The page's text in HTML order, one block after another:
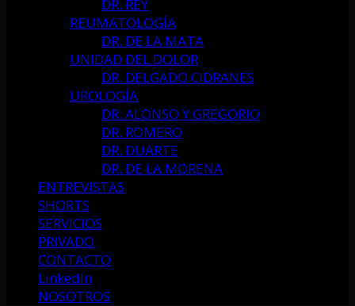
DR. REY
REUMATOLOGÍA
DR. DE LA MATA
UNIDAD DEL DOLOR
DR. DELGADO CIDRANES
UROLOGÍA
DR. ALONSO Y GREGORIO
DR. ROMERO
DR. DUARTE
DR. DE LA MORENA
ENTREVISTAS
SHORTS
SERVICIOS
PRIVADO
CONTACTO
LinkedIn
NOSOTROS